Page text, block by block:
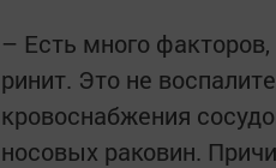
– Есть много
ринит. Это не
кровоснабжения
носовых раковин.